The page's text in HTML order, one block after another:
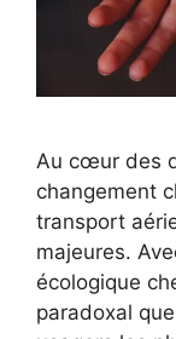
Au cœur des
changement
transport
majeures.
écologique
paradoxal